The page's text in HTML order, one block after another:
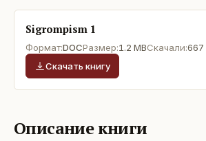
Sigrompism 1
Формат:DOCРазмер:1.2 MBСкачали:667
Скачать книгу
Описание книги